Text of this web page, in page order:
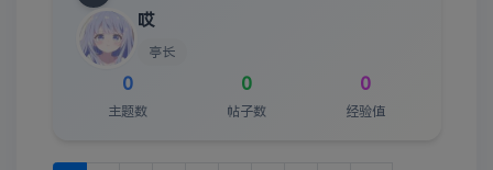
哎
亭长
0
主题数
0
帖子数
0
经验值